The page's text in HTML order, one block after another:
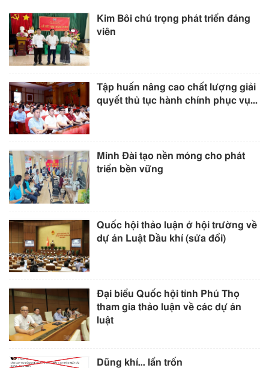
Kim Bôi chú trọng phát triển đảng
viên
Tập huấn nâng cao chất lượng giải
quyết thủ tục hành chính phục vụ...
Minh Đài tạo nền móng cho phát
triển bền vững
Quốc hội thảo luận ở hội trường về
dự án Luật Dầu khí (sửa đổi)
Đại biểu Quốc hội tỉnh Phú Thọ
tham gia thảo luận về các dự án
luật
Dũng khí… lẩn trốn